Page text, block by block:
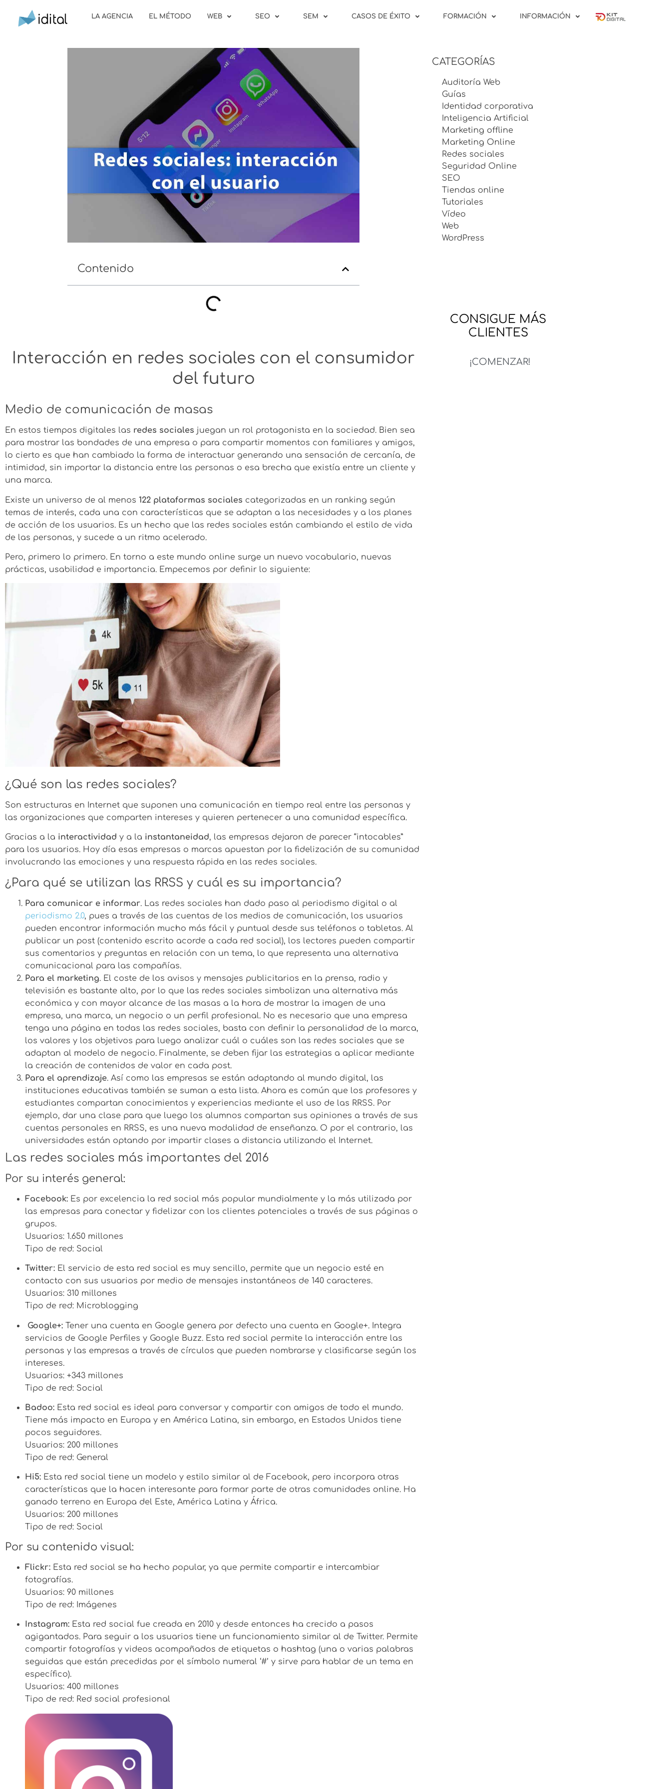
LA AGENCIA EL MÉTODO WEB SEO SEM CASOS DE ÉXITO FORMACIÓN INFORMACIÓN
Contenido
Interacción en redes sociales con el consumidor
del futuro
Medio de comunicación de masas
En estos tiempos digitales las redes sociales juegan un rol protagonista en la sociedad. Bien sea
para mostrar las bondades de una empresa o para compartir momentos con familiares y amigos,
lo cierto es que han cambiado la forma de interactuar generando una sensación de cercanía, de
intimidad, sin importar la distancia entre las personas o esa brecha que existía entre un cliente y
una marca.
Existe un universo de al menos 122 plataformas sociales categorizadas en un ranking según
temas de interés, cada una con características que se adaptan a las necesidades y a los planes
de acción de los usuarios. Es un hecho que las redes sociales están cambiando el estilo de vida
de las personas, y sucede a un ritmo acelerado.
Pero, primero lo primero. En torno a este mundo online surge un nuevo vocabulario, nuevas
prácticas, usabilidad e importancia. Empecemos por definir lo siguiente:
¿Qué son las redes sociales?
Son estructuras en Internet que suponen una comunicación en tiempo real entre las personas y
las organizaciones que comparten intereses y quieren pertenecer a una comunidad específica.
Gracias a la interactividad y a la instantaneidad, las empresas dejaron de parecer “intocables”
para los usuarios. Hoy día esas empresas o marcas apuestan por la fidelización de su comunidad
involucrando las emociones y una respuesta rápida en las redes sociales.
¿Para qué se utilizan las RRSS y cuál es su importancia?
Para comunicar e informar. Las redes sociales han dado paso al periodismo digital o al
periodismo 2.0, pues a través de las cuentas de los medios de comunicación, los usuarios
pueden encontrar información mucho más fácil y puntual desde sus teléfonos o tabletas. Al
publicar un post (contenido escrito acorde a cada red social), los lectores pueden compartir
sus comentarios y preguntas en relación con un tema, lo que representa una alternativa
comunicacional para las compañías.
Para el marketing. El coste de los avisos y mensajes publicitarios en la prensa, radio y
televisión es bastante alto, por lo que las redes sociales simbolizan una alternativa más
económica y con mayor alcance de las masas a la hora de mostrar la imagen de una
empresa, una marca, un negocio o un perfil profesional. No es necesario que una empresa
tenga una página en todas las redes sociales, basta con definir la personalidad de la marca,
los valores y los objetivos para luego analizar cuál o cuáles son las redes sociales que se
adaptan al modelo de negocio. Finalmente, se deben fijar las estrategias a aplicar mediante
la creación de contenidos de valor en cada post.
Para el aprendizaje. Así como las empresas se están adaptando al mundo digital, las
instituciones educativas también se suman a esta lista. Ahora es común que los profesores y
estudiantes compartan conocimientos y experiencias mediante el uso de las RRSS. Por
ejemplo, dar una clase para que luego los alumnos compartan sus opiniones a través de sus
cuentas personales en RRSS, es una nueva modalidad de enseñanza. O por el contrario, las
universidades están optando por impartir clases a distancia utilizando el Internet.
Las redes sociales más importantes del 2016
Por su interés general:
Facebook: Es por excelencia la red social más popular mundialmente y la más utilizada por
las empresas para conectar y fidelizar con los clientes potenciales a través de sus páginas o
grupos.
Usuarios: 1.650 millones
Tipo de red: Social
Twitter: El servicio de esta red social es muy sencillo, permite que un negocio esté en
contacto con sus usuarios por medio de mensajes instantáneos de 140 caracteres.
Usuarios: 310 millones
Tipo de red: Microblogging
Google+: Tener una cuenta en Google genera por defecto una cuenta en Google+. Integra
servicios de Google Perfiles y Google Buzz. Esta red social permite la interacción entre las
personas y las empresas a través de círculos que pueden nombrarse y clasificarse según los
intereses.
Usuarios: +343 millones
Tipo de red: Social
Badoo: Esta red social es ideal para conversar y compartir con amigos de todo el mundo.
Tiene más impacto en Europa y en América Latina, sin embargo, en Estados Unidos tiene
pocos seguidores.
Usuarios: 200 millones
Tipo de red: General
Hi5: Esta red social tiene un modelo y estilo similar al de Facebook, pero incorpora otras
características que la hacen interesante para formar parte de otras comunidades online. Ha
ganado terreno en Europa del Este, América Latina y África.
Usuarios: 200 millones
Tipo de red: Social
Por su contenido visual:
Flickr: Esta red social se ha hecho popular, ya que permite compartir e intercambiar
fotografías.
Usuarios: 90 millones
Tipo de red: Imágenes
Instagram: Esta red social fue creada en 2010 y desde entonces ha crecido a pasos
agigantados. Para seguir a los usuarios tiene un funcionamiento similar al de Twitter. Permite
compartir fotografías y videos acompañados de etiquetas o hashtag (una o varias palabras
seguidas que están precedidas por el símbolo numeral ‘#’ y sirve para hablar de un tema en
específico).
Usuarios: 400 millones
Tipo de red: Red social profesional
CATEGORÍAS
Auditoría Web
Guías
Identidad corporativa
Inteligencia Artificial
Marketing offline
Marketing Online
Redes sociales
Seguridad Online
SEO
Tiendas online
Tutoriales
Vídeo
Web
WordPress
CONSIGUE MÁS
CLIENTES
¡COMENZAR!